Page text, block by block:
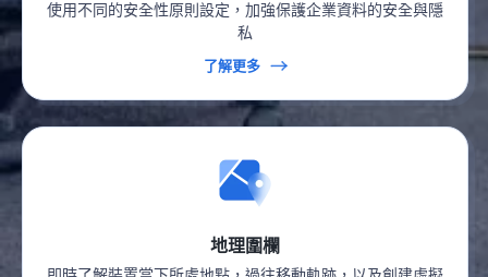
使用不同的安全性原則設定，加強保護企業資料的安全與隱
私
了解更多
地理圍欄